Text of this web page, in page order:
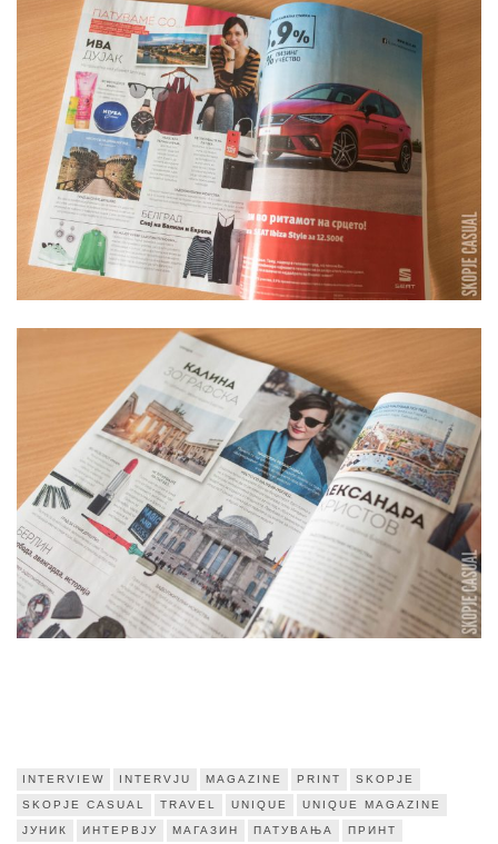
INTERVIEW INTERVJU MAGAZINE PRINT SKOPJE
SKOPJE CASUAL TRAVEL UNIQUE UNIQUE MAGAZINE
ЈУНИК ИНТЕРВЈУ МАГАЗИН ПАТУВАЊА ПРИНТ